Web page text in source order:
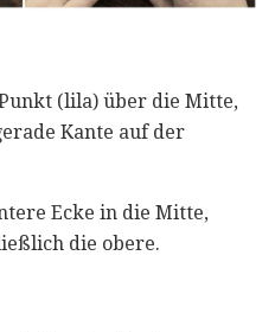
(lila) über die Mitte,
Kante auf der
Ecke in die Mitte,
die obere.